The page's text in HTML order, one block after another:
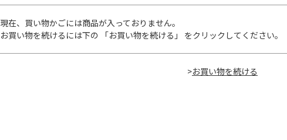
現在、買い物かごには商品が入っておりません。
お買い物を続けるには下の 「お買い物を続ける」 をクリックしてください。
>